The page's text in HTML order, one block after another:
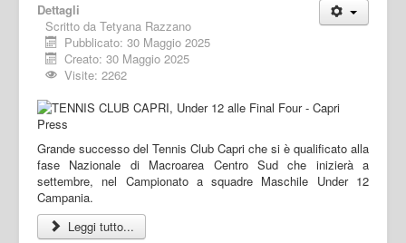
Dettagli
Scritto da Tetyana Razzano
Pubblicato: 30 Maggio 2025
Creato: 30 Maggio 2025
Visite: 2262
Grande successo del Tennis Club Capri che si è qualificato alla
fase Nazionale di Macroarea Centro Sud che inizierà a
settembre, nel Campionato a squadre Maschile Under 12
Campania.
Leggi tutto...